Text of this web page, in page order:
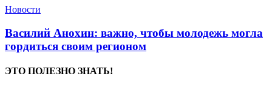
Новости
Василий Анохин: важно, чтобы молодежь могла
гордиться своим регионом
ЭТО ПОЛЕЗНО ЗНАТЬ!